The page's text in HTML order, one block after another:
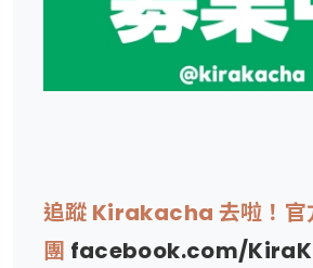
追蹤 Kirakacha 去啦！官
團 facebook.com/